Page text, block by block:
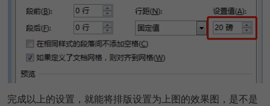
完成以上的设置，就能将排版设置为上图的效果图，是不是